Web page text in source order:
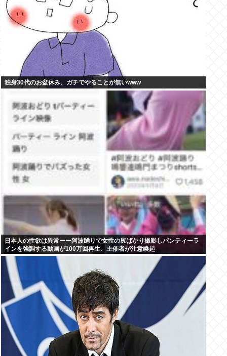
独身30代のお盆休み、ガチでやることが無いwww
日本人の性欲は異常ーー阿波踊りで女性の尻ばかり撮影しパンティーラ
インを強調する動画が100万回再生、主催者が注意喚起